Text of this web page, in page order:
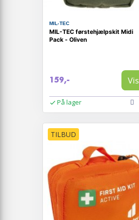
MIL-TEC
MIL-TEC førstehjælpskit Midi
Pack - Oliven
159,- Vis
På lager
TILBUD